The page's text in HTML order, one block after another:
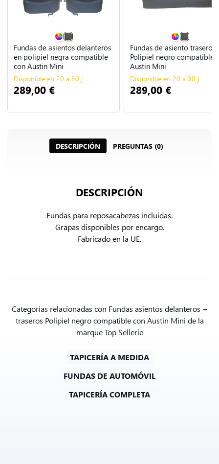
Fundas de asientos delanteros
en polipiel negra compatible
con Austin Mini
Disponible en 20 a 30 j
289,00 €
Fundas de asiento trasero
Polipiel negro compatible
Austin Mini
Disponible en 20 a 30 j
289,00 €
DESCRIPCIÓN PREGUNTAS (0)
DESCRIPCIÓN
Fundas para reposacabezas incluidas.
Grapas disponibles por encargo.
Fabricado en la UE.
Categorías relacionadas con Fundas asientos delanteros +
traseros Polipiel negro compatible con Austin Mini de la
marque Top Sellerie
TAPICERÍA A MEDIDA
FUNDAS DE AUTOMÓVIL
TAPICERÍA COMPLETA